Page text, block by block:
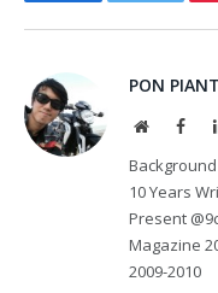
PON
Website
10 Years
Present
Magazine
2009-2010